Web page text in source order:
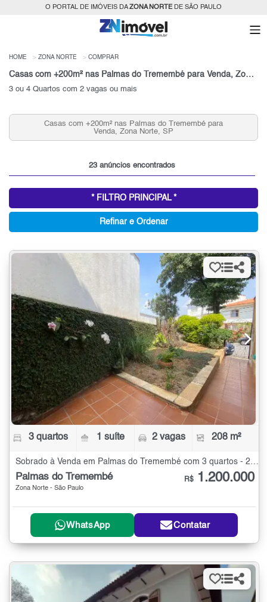
O PORTAL DE IMÓVEIS DAZONA NORTEDE SÃO PAULO
HOME ZONA NORTE COMPRAR
Casas com +200m² nas Palmas do Tremembé para Venda, Zona Norte, SP
3 ou 4 Quartos com 2 vagas ou mais
Casas com +200m² nas Palmas do Tremembé para
Venda, Zona Norte, SP
23 anúncios encontrados
* FILTRO PRINCIPAL *
Refinar e Ordenar
3 quartos 1 suíte 2 vagas 208 m²
Sobrado à Venda em Palmas do Tremembé com 3 quartos - 208 m²
Palmas do Tremembé
Zona Norte - São Paulo
R$ 1.200.000
WhatsApp Contatar